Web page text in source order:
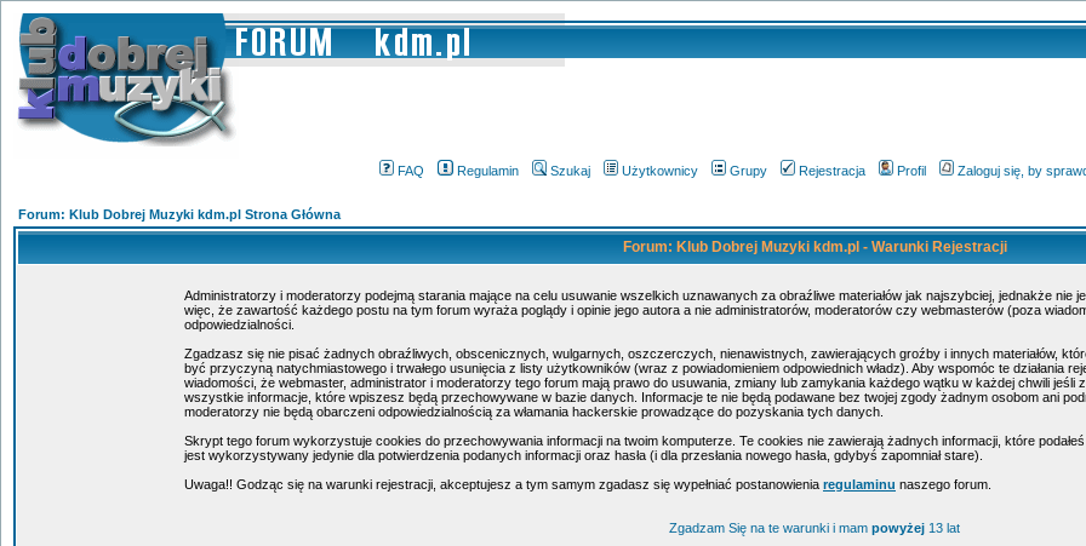
FAQ Regulamin Szukaj Użytkownicy Grupy Rejestracja Profil Zaloguj się, by
Forum: Klub Dobrej Muzyki kdm.pl Strona Główna
Forum: Klub Dobrej Muzyki kdm.pl - Warunki Rejestracji
Administratorzy i moderatorzy podejmą starania mające na celu usuwanie wszelkich uznawanych za obraźliwe materiałów jak najszybciej, jednakże
więc, że zawartość każdego postu na tym forum wyraża poglądy i opinie jego autora a nie administratorów, moderatorów czy webmasterów (poza
odpowiedzialności.
Zgadzasz się nie pisać żadnych obraźliwych, obscenicznych, wulgarnych, oszczerczych, nienawistnych, zawierających groźby i innych materiałów,
być przyczyną natychmiastowego i trwałego usunięcia z listy użytkowników (wraz z powiadomieniem odpowiednich władz). Aby wspomóc te działania
wiadomości, że webmaster, administrator i moderatorzy tego forum mają prawo do usuwania, zmiany lub zamykania każdego wątku w każdej chwili
wszystkie informacje, które wpiszesz będą przechowywane w bazie danych. Informacje te nie będą podawane bez twojej zgody żadnym osobom ani
moderatorzy nie będą obarczeni odpowiedzialnością za włamania hackerskie prowadzące do pozyskania tych danych.
Skrypt tego forum wykorzystuje cookies do przechowywania informacji na twoim komputerze. Te cookies nie zawierają żadnych informacji, które
jest wykorzystywany jedynie dla potwierdzenia podanych informacji oraz hasła (i dla przesłania nowego hasła, gdybyś zapomniał stare).
Uwaga!! Godząc się na warunki rejestracji, akceptujesz a tym samym zgadasz się wypełniać postanowienia regulaminu naszego forum.
Zgadzam Się na te warunki i mam powyżej 13 lat